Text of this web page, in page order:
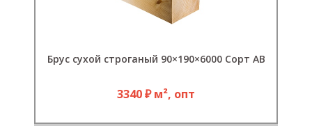
Брус сухой строганый 90×190×6000 Сорт АВ
3340 ₽ м², опт